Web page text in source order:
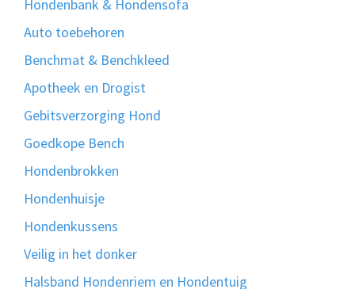
Hondenbank & Hondensofa
Auto toebehoren
Benchmat & Benchkleed
Apotheek en Drogist
Gebitsverzorging Hond
Goedkope Bench
Hondenbrokken
Hondenhuisje
Hondenkussens
Veilig in het donker
Halsband Hondenriem en Hondentuig